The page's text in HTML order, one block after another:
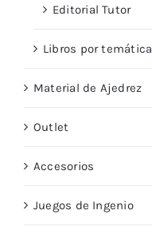
Editorial Tutor
Libros por temática
Material de Ajedrez
Outlet
Accesorios
Juegos de Ingenio